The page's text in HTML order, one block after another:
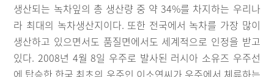
생산되는 녹차잎의 총 생산량 중 약 34%를 차지하는 우리나
라 최대의 녹차생산지이다. 또한 전국에서 녹차를 가장 많이
생산하고 있으면서도 품질면에서도 세계적으로 인정을 받고
있다. 2008년 4월 8일 우주로 발사된 러시아 소유즈 우주선
에 탑승한 한국 최초의 우주인 이소연씨가 우주에서 체류하는